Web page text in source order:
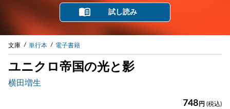
試し読み
文庫 単行本 電子書籍
ユニクロ帝国の光と影
横田増生
748 円 (税込)